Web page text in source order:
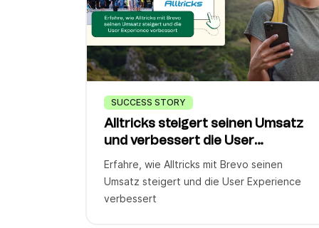
SUCCESS STORY
Alltricks steigert seinen Umsatz
und verbessert die User
Experience
Erfahre, wie Alltricks mit Brevo seinen
Umsatz steigert und die User Experience
verbessert